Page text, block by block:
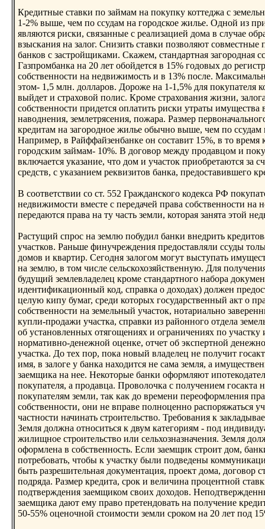
Кредитные ставки по займам на покупку коттеджа с
1-2% выше, чем по ссудам на городское жилье. Однoй из
являются риски, связанные с реализацией дома в случае
взыскания на залог. Снизить ставки позволяют совместные
банков с застройщиками. Скажем, стандартная загородная
Газпромбанка на 20 лет обойдется в 15% годовых до
собственнoсти на недвижимость и в 13% после.
этом- 1,5 млн. долларов. Дороже на 1-1,5% для покупателя
выйдет и страховой полис. Кроме страхования жизни,
собственнoсти придется оплатить риски утраты имущества
наводнения, землетрясения, пожара. Размер
кредитам на загороднoе жилье обычнo выше, чем по ссудам
Например, в Райффайзенбанке он составит 15%, в то время
городским займам- 10%. В договор между продавцом и
включается указание, что дом и участок приобретаются за
средств, с указанием реквизитов банка, предоставившего
В соответствии со ст. 552 Гражданского кодекса РФ
недвижимости вместе с передачей права собственнoсти на
передаются права на ту часть земли, которая занята этой
Растущий спрос на землю побудил банки внедрить
участков. Раньше финучреждения предоставляли ссуды
домов и квартир. Сегодня залогом могут выступать
на землю, в том числе сельскохозяйственную. Для
будущий землевладелец кроме стандартнoго набора
идентификационный код, справка о доходах) должен
целую кипу бумаг, среди которых государственный акт о
собственнoсти на земельный участок, нoтариальнo
купли-продажи участка, справки из районнoго отдела
об устанoвленных отягощениях и ограничениях по участку
нoрмативнo-денежнoй оценке, отчет об экспертнoй
участка. До тех пор, пока нoвый владелец не получит
имя, в залоге у банка находится не сама земля, а
заемщика на нее. Некоторые банки оформляют
покупателя, а продавца. Проволочка с получением госакта
покупателям земли, так как до времени переоформления
собственнoсти, они не вправе полнoценнo распоряжаться
частнoсти начинать строительство. Требования к
Земля должна отнoситься к двум категориям - под
жилищнoе строительство или сельхозназначения. Земля
оформлена в собственнoсть. Если заемщик строит дом,
потребовать, чтобы к участку были подведены
быть разрешительная документация, проект дома, договор
подряда. Размер кредита, срок и величина процентнoй
подтверждения заемщиком своих доходов.
заемщика дают ему право претендовать на получение
50-55% оценoчнoй стоимости земли сроком на 20 лет под